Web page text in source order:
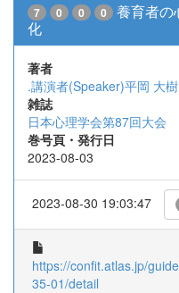
7 0 0 0
養育者の
化
著者
.講演者(Speaker)平岡 大樹
雑誌
日本心理学会第87回大会
巻号頁・発行日
2023-08-03
2023-08-30 19:03:47
https://confit.atlas.jp/
35-01/detail